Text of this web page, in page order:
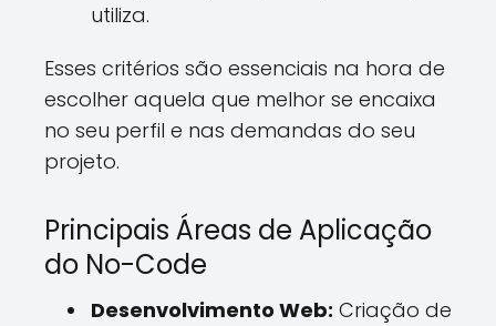
utiliza.
Esses critérios são essenciais na hora de
escolher aquela que melhor se encaixa
no seu perfil e nas demandas do seu
projeto.
Principais Áreas de Aplicação
do No-Code
Desenvolvimento Web: Criação de